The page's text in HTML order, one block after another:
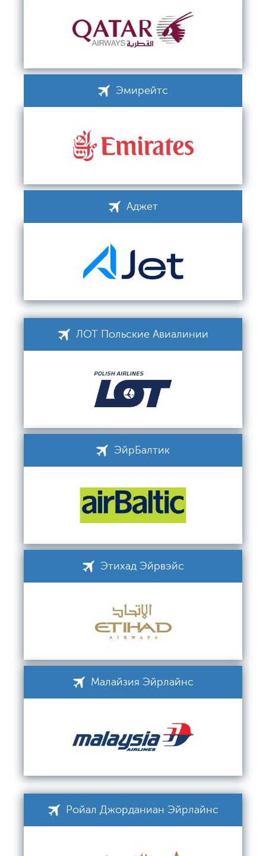
Эмирейтс
Аджет
ЛОТ Польские Авиалинии
ЭйрБалтик
Этихад Эйрвэйс
Малайзия Эйрлайнс
Ройал Джорданиан Эйрлайнс